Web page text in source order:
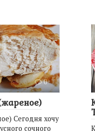
0
Сегодня хочу
сочного